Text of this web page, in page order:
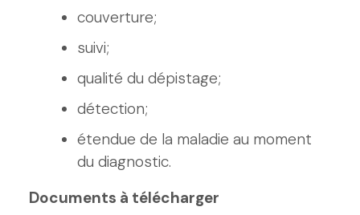
couverture;
suivi;
qualité du dépistage;
détection;
étendue de la maladie au moment
du diagnostic.
Documents à télécharger